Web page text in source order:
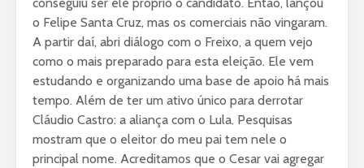
o Felipe Santa Cruz, mas os comerciais não vingaram.
A partir daí, abri diálogo com o Freixo, a quem vejo
como o mais preparado para esta eleição. Ele vem
estudando e organizando uma base de apoio há mais
tempo. Além de ter um ativo único para derrotar
Cláudio Castro: a aliança com o Lula. Pesquisas
mostram que o eleitor do meu pai tem nele o
principal nome. Acreditamos que o Cesar vai agregar